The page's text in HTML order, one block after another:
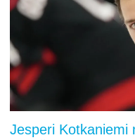
Jesperi Kotkaniemi